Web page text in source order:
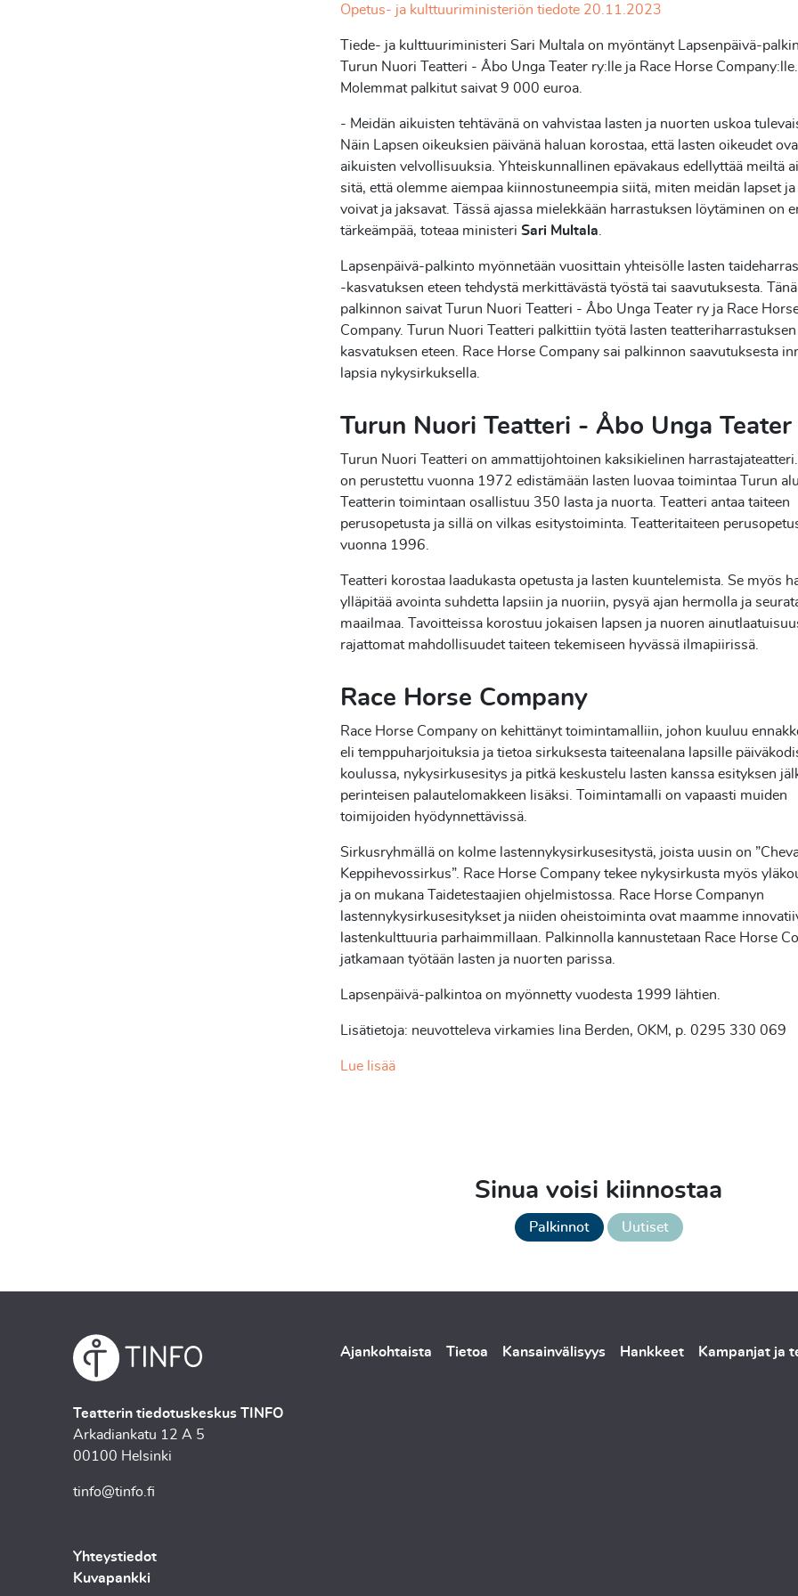
Opetus- ja kulttuuriministeriön tiedote 20.11.2023
Tiede- ja kulttuuriministeri Sari Multala on myöntänyt Lapsenpäivä-
Turun Nuori Teatteri - Åbo Unga Teater ry:lle ja Race Horse Company:lle.
Molemmat palkitut saivat 9 000 euroa.
- Meidän aikuisten tehtävänä on vahvistaa lasten ja nuorten uskoa
Näin Lapsen oikeuksien päivänä haluan korostaa, että lasten oikeudet
aikuisten velvollisuuksia. Yhteiskunnallinen epävakaus edellyttää meiltä
sitä, että olemme aiempaa kiinnostuneempia siitä, miten meidän lapset
voivat ja jaksavat. Tässä ajassa mielekkään harrastuksen löytäminen on
tärkeämpää, toteaa ministeri Sari Multala
Lapsenpäivä-palkinto myönnetään vuosittain yhteisölle lasten
-kasvatuksen eteen tehdystä merkittävästä työstä tai saavutuksesta.
palkinnon saivat Turun Nuori Teatteri - Åbo Unga Teater ry ja Race
Company. Turun Nuori Teatteri palkittiin työtä lasten
kasvatuksen eteen. Race Horse Company sai palkinnon saavutuksesta
lapsia nykysirkuksella.
Turun Nuori Teatteri - Åbo Unga
Turun Nuori Teatteri on ammattijohtoinen kaksikielinen
on perustettu vuonna 1972 edistämään lasten luovaa toimintaa Turun
Teatterin toimintaan osallistuu 350 lasta ja nuorta. Teatteri antaa taiteen
perusopetusta ja sillä on vilkas esitystoiminta. Teatteritaiteen
vuonna 1996.
Teatteri korostaa laadukasta opetusta ja lasten kuuntelemista. Se myös
ylläpitää avointa suhdetta lapsiin ja nuoriin, pysyä ajan hermolla ja
maailmaa. Tavoitteissa korostuu jokaisen lapsen ja nuoren
rajattomat mahdollisuudet taiteen tekemiseen hyvässä ilmapiirissä.
Race Horse Company
Race Horse Company on kehittänyt toimintamalliin, johon kuuluu
eli temppuharjoituksia ja tietoa sirkuksesta taiteenalana lapsille
koulussa, nykysirkusesitys ja pitkä keskustelu lasten kanssa esityksen
perinteisen palautelomakkeen lisäksi. Toimintamalli on vapaasti muiden
toimijoiden hyödynnettävissä.
Sirkusryhmällä on kolme lastennykysirkusesitystä, joista uusin on
Keppihevossirkus”. Race Horse Company tekee nykysirkusta myös
ja on mukana Taidetestaajien ohjelmistossa. Race Horse Companyn
lastennykysirkusesitykset ja niiden oheistoiminta ovat maamme
lastenkulttuuria parhaimmillaan. Palkinnolla kannustetaan Race Horse
jatkamaan työtään lasten ja nuorten parissa.
Lapsenpäivä-palkintoa on myönnetty vuodesta 1999 lähtien.
Lisätietoja: neuvotteleva virkamies Iina Berden, OKM, p. 0295 330 069
Lue lisää
Sinua voisi kiinnostaa
Palkinnot Uutiset
Teatterin tiedotuskeskus TINFO
Arkadiankatu 12 A 5
00100 Helsinki
tinfo@tinfo.fi
Ajankohtaista Tietoa Kansainvälisyys Hankkeet Kampanjat ja
Yhteystiedot
Kuvapankki